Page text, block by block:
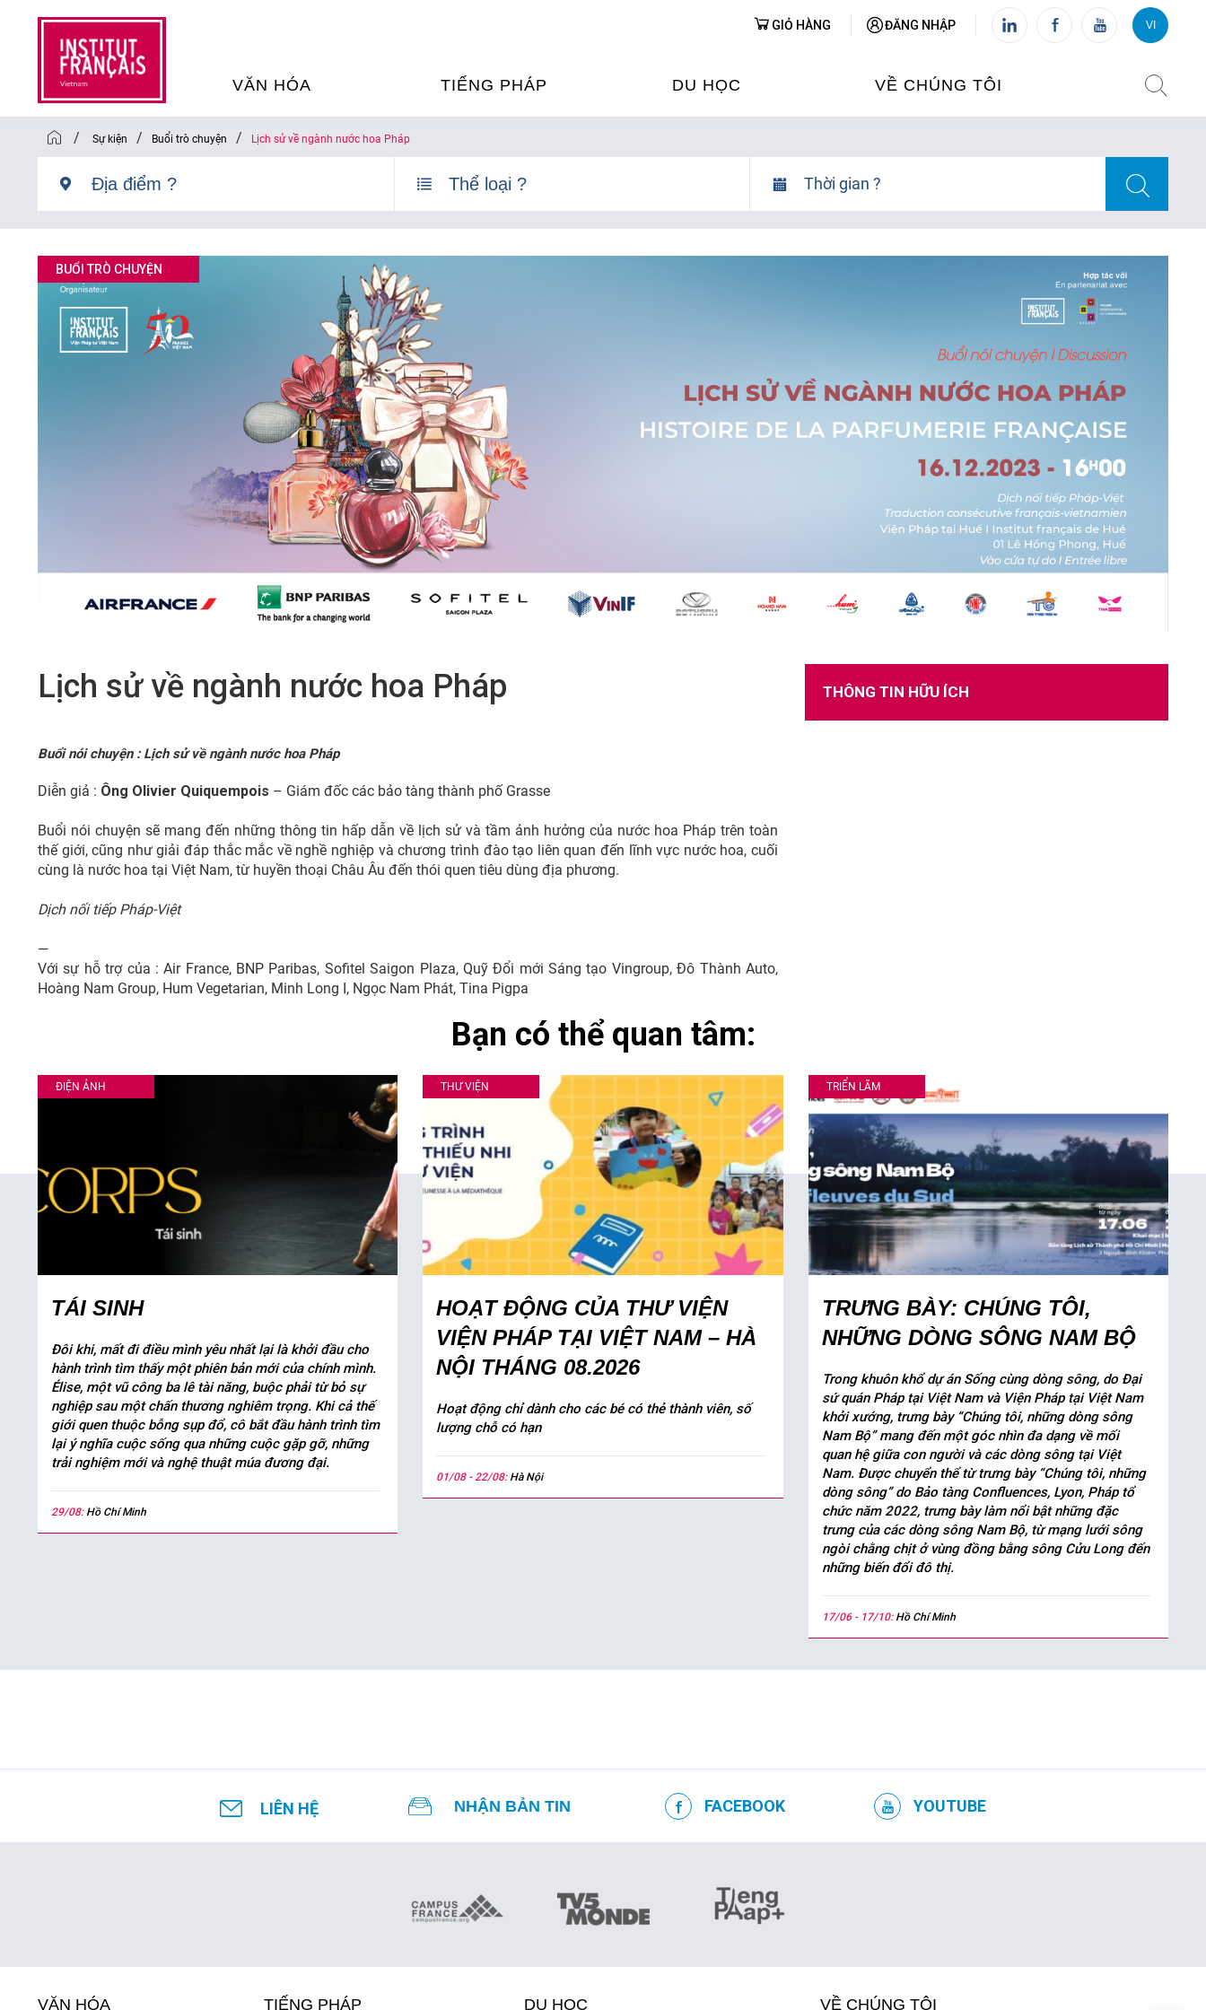
VĂN HÓA
SỰ KIỆN VĂN HÓA
CHƯƠNG TRÌNH CHIẾU PHIM
SÁCH VÀ THƯ TỊCH
NGHỆ SỸ LƯU TRÚ
TIẾNG PHÁP
HỌC TIẾNG PHÁP
HỌC TIẾNG PHÁP NGAY TẠI
PHÁP
DỊCH TIẾNG PHÁP
HỢP TÁC TIẾNG PHÁP
DU HỌC VỀ CHÚNG TÔI
CHI NHÁNH: HUẾ
TUYỂN DỤNG
GIỎ HÀNG ĐĂNG NHẬP VI
VI FR
/ Sự kiện / Buổi trò chuyện / Lịch sử về ngành nước hoa Pháp
Thời gian ?
BUỔI TRÒ CHUYỆN
Lịch sử về ngành nước hoa Pháp
Buổi nói chuyện : Lịch sử về ngành nước hoa Pháp
Diễn giả : Ông Olivier Quiquempois – Giám đốc các bảo tàng thành phố Grasse
Buổi nói chuyện sẽ mang đến những thông tin hấp dẫn về lịch sử và tầm ảnh hưởng của nước hoa Pháp trên toàn
thế giới, cũng như giải đáp thắc mắc về nghề nghiệp và chương trình đào tạo liên quan đến lĩnh vực nước hoa, cuối
cùng là nước hoa tại Việt Nam, từ huyền thoại Châu Âu đến thói quen tiêu dùng địa phương.
Dịch nối tiếp Pháp-Việt
—
Với sự hỗ trợ của : Air France, BNP Paribas, Sofitel Saigon Plaza, Quỹ Đổi mới Sáng tạo Vingroup, Đô Thành Auto,
Hoàng Nam Group, Hum Vegetarian, Minh Long I, Ngọc Nam Phát, Tina Pigpa
THÔNG TIN HỮU ÍCH
Bạn có thể quan tâm:
ĐIỆN ẢNH
TÁI SINH
Đôi khi, mất đi điều mình yêu nhất lại là khởi đầu cho
hành trình tìm thấy một phiên bản mới của chính mình.
Élise, một vũ công ba lê tài năng, buộc phải từ bỏ sự
nghiệp sau một chấn thương nghiêm trọng. Khi cả thế
giới quen thuộc bỗng sụp đổ, cô bắt đầu hành trình tìm
lại ý nghĩa cuộc sống qua những cuộc gặp gỡ, những
trải nghiệm mới và nghệ thuật múa đương đại.
29/08: Hồ Chí Minh
THƯ VIỆN
HOẠT ĐỘNG CỦA THƯ VIỆN
VIỆN PHÁP TẠI VIỆT NAM – HÀ
NỘI THÁNG 08.2026
Hoạt động chỉ dành cho các bé có thẻ thành viên, số
lượng chỗ có hạn
01/08 - 22/08: Hà Nội
TRIỂN LÃM
TRƯNG BÀY: CHÚNG TÔI,
NHỮNG DÒNG SÔNG NAM BỘ
Trong khuôn khổ dự án Sống cùng dòng sông, do Đại
sứ quán Pháp tại Việt Nam và Viện Pháp tại Việt Nam
khởi xướng, trưng bày “Chúng tôi, những dòng sông
Nam Bộ” mang đến một góc nhìn đa dạng về mối
quan hệ giữa con người và các dòng sông tại Việt
Nam. Được chuyển thể từ trưng bày “Chúng tôi, những
dòng sông” do Bảo tàng Confluences, Lyon, Pháp tổ
chức năm 2022, trưng bày làm nổi bật những đặc
trưng của các dòng sông Nam Bộ, từ mạng lưới sông
ngòi chằng chịt ở vùng đồng bằng sông Cửu Long đến
những biến đổi đô thị.
17/06 - 17/10: Hồ Chí Minh
LIÊN HỆ NHẬN BẢN TIN FACEBOOK YOUTUBE
VĂN HÓA TIẾNG PHÁP DU HỌC VỀ CHÚNG TÔI